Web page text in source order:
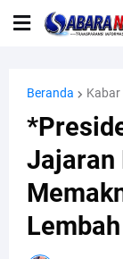
Beranda Kabar
Jajaran